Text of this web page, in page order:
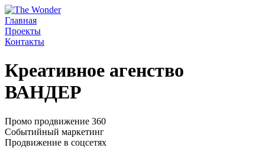
Главная
Проекты
Контакты
Креативное агенство
ВАНДЕР
Промо продвижение 360
Событийный маркетинг
Продвижение в соцсетях